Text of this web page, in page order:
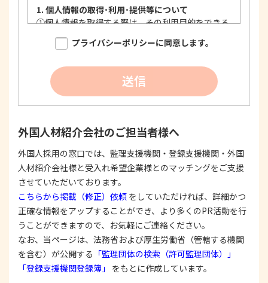
1. 個人情報の取得･利用･提供等について
①個人情報を取得する際は、その利用目的をできる
限り明確に特定し、その目的達成に必要な限度に
おいて適法かつ公正な手段を用い、同意を得て取
個人情報を利用する際は、本人に明示、通知、ま
たは公表した利用目的の範囲内に限定し、それに
反する目的外利用を行なわないための措置を講じ
する際は、本人が同意を与えた利用目的の範囲内
で、適法にこれを行います。
2. 安全対策の実施について
個人情報の正確性およびその利用の安全性を確保す
るため、情報セキュリティ対策を始めとする安全措
置を構築し、個人情報への不正アクセス、個人情報
の漏洩、滅失または毀損等の的確な防止とセキュリ
ティの是正に努めます。
3. 苦情および相談等に対する適正な対応について
本人からの苦情および相談があった場合には、適切
プライバシーポリシーに同意します。
送信
外国人材紹介会社のご担当者様へ
外国人採用の窓口では、監理支援機関・登録支援機関・外国
人材紹介会社様と受入れ希望企業様とのマッチングをご支援
させていただいております。
こちらから掲載（修正）依頼 をしていただければ、詳細かつ
正確な情報をアップすることができ、より多くのPR活動を行
うことができますので、お気軽にご連絡ください。
なお、当ページは、法務省および厚生労働省（管轄する機関
を含む）が公開する 「監理団体の検索（許可監理団体）」
「登録支援機関登録簿」
をもとに作成しています。